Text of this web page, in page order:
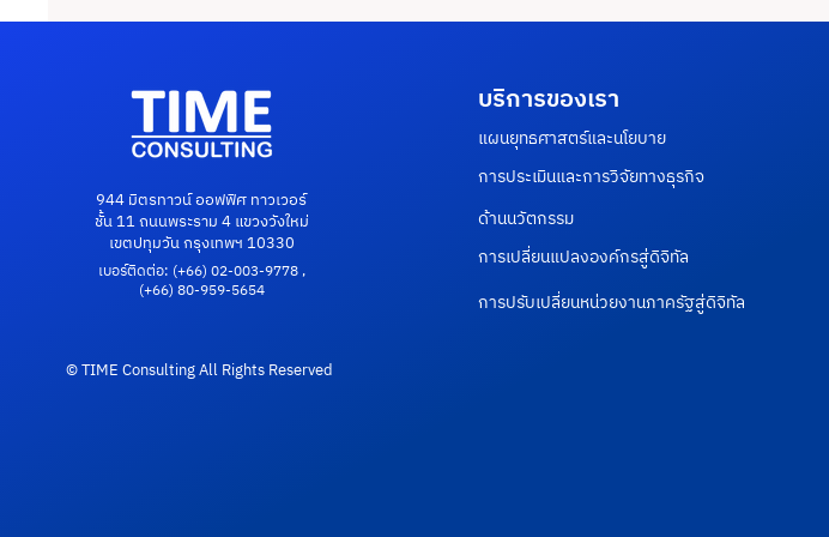
ของสหภาพโทรคมนาคมระหว่าง
ประเทศ (ITU)
944 มิตรทาวน์ ออฟฟิศ ทาวเวอร์
ชั้น 11 ถนนพระราม 4 แขวงวังใหม่
เขตปทุมวัน กรุงเทพฯ 10330
เบอร์ติดต่อ: (+66) 02-003-9778 ,
(+66) 80-959-5654
© TIME Consulting All Rights Reserved
บริการของเรา
แผนยุทธศาสตร์และนโยบาย
การประเมินและการวิจัยทางธุรกิจ
ด้านนวัตกรรม
การเปลี่ยนแปลงองค์กรสู่ดิจิทัล
การปรับเปลี่ยนหน่วยงานภาครัฐสู่ดิจิทัล